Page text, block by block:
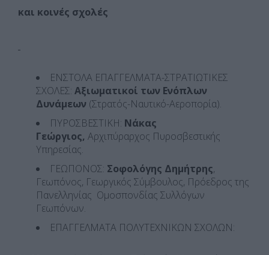
και κοινές σχολές
ΕΝΣΤΟΛΑ ΕΠΑΓΓΕΛΜΑΤΑ-ΣΤΡΑΤΙΩΤΙΚΕΣ
ΣΧΟΛΕΣ: Αξιωματικοί των Ενόπλων
Δυνάμεων (Στρατός-Ναυτικό-Αεροπορία).
ΠΥΡΟΣΒΕΣΤΙΚΗ: Νάκας
Γεώργιος, Αρχιπύραρχος Πυροσβεστικής
Υπηρεσίας.
ΓΕΩΠΟΝΟΣ: Σοφολόγης Δημήτρης,
Γεωπόνος, Γεωργικός Σύμβουλος, Πρόεδρος της
Πανελληνίας Ομοσπονδίας Συλλόγων
Γεωπόνων.
ΕΠΑΓΓΕΛΜΑΤΑ ΠΟΛΥΤΕΧΝΙΚΩΝ ΣΧΟΛΩΝ: